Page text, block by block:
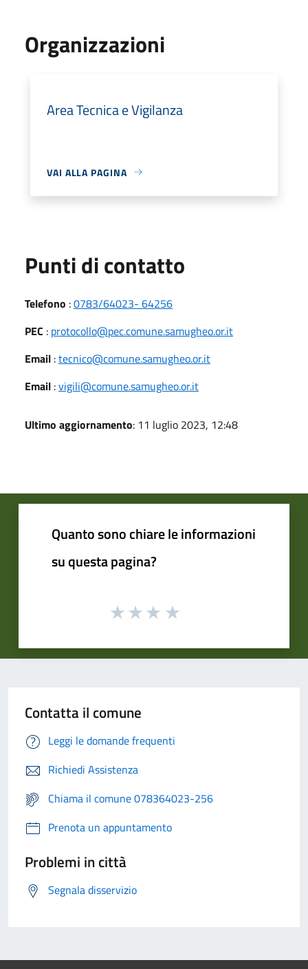
Organizzazioni
Area Tecnica e Vigilanza
VAI ALLA PAGINA
Punti di contatto
Telefono :0783/64023- 64256
PEC : protocollo@pec.comune.samugheo.or.it
Email :tecnico@comune.samugheo.or.it
Email :vigili@comune.samugheo.or.it
Ultimo aggiornamento: 11 luglio 2023, 12:48
Quanto sono chiare le informazioni
su questa pagina?
Contatta il comune
Leggi le domande frequenti
Richiedi Assistenza
Chiama il comune 078364023-256
Prenota un appuntamento
Problemi in città
Segnala disservizio